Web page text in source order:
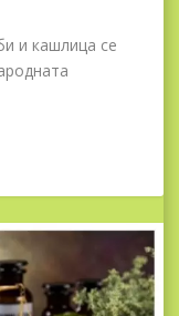
и кашлица се